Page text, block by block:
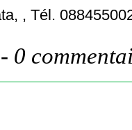
, Tél.
- 0